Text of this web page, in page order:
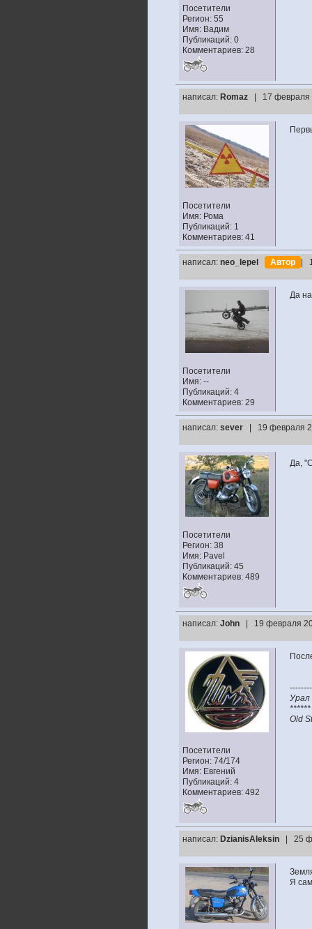
Посетители
Регион: 55
Имя: Вадим
Публикаций: 0
Комментариев: 28
написал: Romaz | 17
Посетители
Имя: Рома
Публикаций: 1
Комментариев: 41
написал: neo_lepel Автор |
Посетители
Имя: --
Публикаций: 4
Комментариев: 29
Да
написал: sever | 19 февраля
Посетители
Регион: 38
Имя: Pavel
Публикаций: 45
Комментариев: 489
Да,
написал: John | 19 февраля
Посетители
Регион: 74/174
Имя: Евгений
Публикаций: 4
Комментариев: 492
Урал
******
Old
написал: DzianisAleksin | 25
Я